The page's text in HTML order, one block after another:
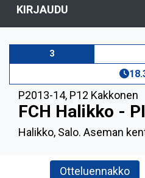
KIRJAUDU
3
P2013-14, P12 Kakkonen
FCH Halikko -
Halikko, Salo. Aseman
Otteluennakko